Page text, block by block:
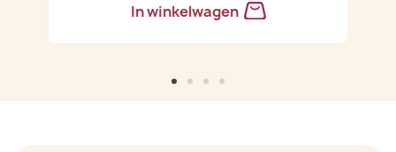
In winkelwagen